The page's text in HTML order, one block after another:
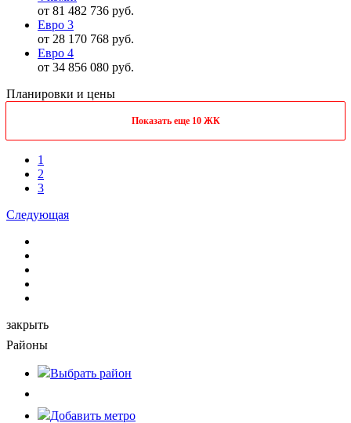
от 81 482 736 руб.
Евро 3
от 28 170 768 руб.
Евро 4
от 34 856 080 руб.
Планировки и цены
Показать еще 10 ЖК
1
2
3
Следующая
закрыть
Районы
Выбрать район
Добавить метро